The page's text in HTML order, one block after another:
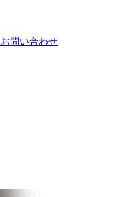
お問い合わせ